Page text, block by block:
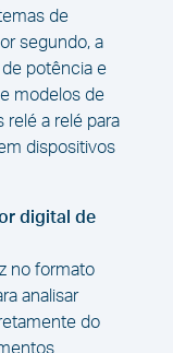
de
segundo, a
potência e
modelos de
relé a relé para
dispositivos
digital de
no formato
analisar
do